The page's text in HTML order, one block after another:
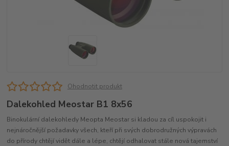
Ohodnotit produkt
Dalekohled Meostar B1 8x56
Binokulární dalekohledy Meopta Meostar si kladou za cíl uspokojit i
nejnáročnější požadavky všech, kteří při svých dobrodružných výpravách
do přírody chtějí vidět dále a lépe, chtějí odhalovat stále nová tajemství